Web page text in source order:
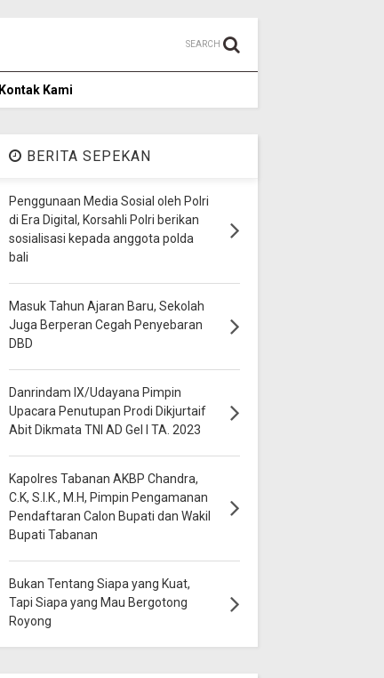
SEARCH
Kontak Kami
BERITA SEPEKAN
Penggunaan Media Sosial oleh Polri
di Era Digital, Korsahli Polri berikan
sosialisasi kepada anggota polda
bali
Masuk Tahun Ajaran Baru, Sekolah
Juga Berperan Cegah Penyebaran
DBD
Danrindam IX/Udayana Pimpin
Upacara Penutupan Prodi Dikjurtaif
Abit Dikmata TNI AD Gel I TA. 2023
Kapolres Tabanan AKBP Chandra,
C.K, S.I.K., M.H, Pimpin Pengamanan
Pendaftaran Calon Bupati dan Wakil
Bupati Tabanan
Bukan Tentang Siapa yang Kuat,
Tapi Siapa yang Mau Bergotong
Royong